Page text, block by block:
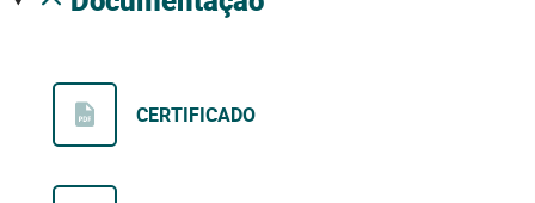
CERTIFICADO